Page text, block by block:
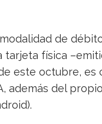
de
física
este octubre,
además del